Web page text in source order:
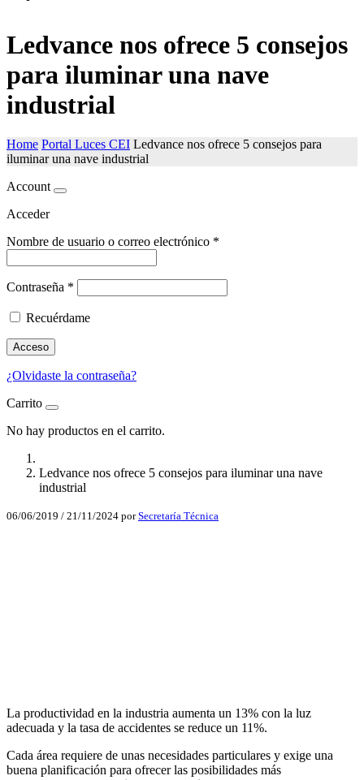
Ledvance nos ofrece 5 consejos
para iluminar una nave
industrial
Home Portal Luces CEI Ledvance nos ofrece 5 consejos para
iluminar una nave industrial
Account
Acceder
Nombre de usuario o correo electrónico *
Contraseña *
Recuérdame
Acceso
¿Olvidaste la contraseña?
Carrito
No hay productos en el carrito.
Ledvance nos ofrece 5 consejos para iluminar una nave
industrial
06/06/2019 / 21/11/2024 porSecretaría Técnica
La productividad en la industria aumenta un 13% con la luz
adecuada y la tasa de accidentes se reduce un 11%.
Cada área requiere de unas necesidades particulares y exige una
buena planificación para ofrecer las posibilidades más